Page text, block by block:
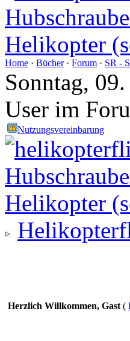
Home · Bücher· Forum · SR -
Sonntag,
User im
Nutzungsvereinbarung
Herzlich Willkommen, Gast (